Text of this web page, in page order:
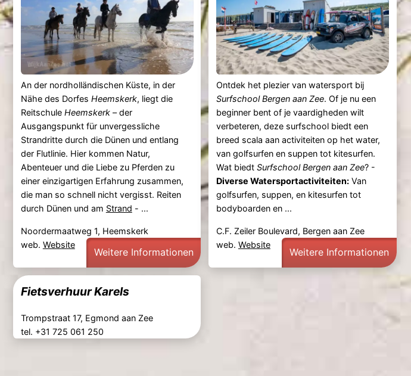
An der nordholländischen Küste, in der
Nähe des Dorfes Heemskerk, liegt die
Reitschule Heemskerk– der
Ausgangspunkt für unvergessliche
Strandritte durch die Dünen und entlang
der Flutlinie. Hier kommen Natur,
Abenteuer und die Liebe zu Pferden zu
einer einzigartigen Erfahrung zusammen,
die man so schnell nicht vergisst. Reiten
durch Dünen und am Strand - ...
Noordermaatweg 1, Heemskerk
web. Website
Weitere Informationen
Ontdek het plezier van watersport bij
Surfschool Bergen aan Zee. Of je nu een
beginner bent of je vaardigheden wilt
verbeteren, deze surfschool biedt een
breed scala aan activiteiten op het water,
van golfsurfen en suppen tot kitesurfen.
Wat biedt Surfschool Bergen aan Zee? -
Diverse Watersportactiviteiten:Van
golfsurfen, suppen, en kitesurfen tot
bodyboarden en ...
C.F. Zeiler Boulevard, Bergen aan Zee
web. Website
Weitere Informationen
Fietsverhuur Karels
Trompstraat 17, Egmond aan Zee
tel. +31 725 061 250